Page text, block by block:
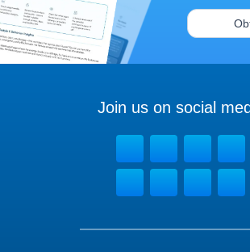
Join us on social